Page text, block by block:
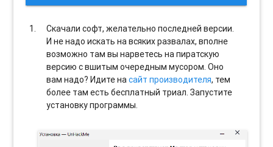
Скачали софт, желательно последней версии.
И не надо искать на всяких развалах, вполне
возможно там вы нарветесь на пиратскую
версию с вшитым очередным мусором. Оно
вам надо? Идите насайт производителя, тем
более там есть бесплатный триал. Запустите
установку программы.